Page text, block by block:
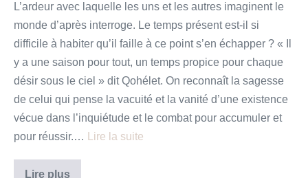
L’ardeur avec laquelle les uns et les autres imaginent le
monde d’après interroge. Le temps présent est-il si
difficile à habiter qu’il faille à ce point s’en échapper ? « Il
y a une saison pour tout, un temps propice pour chaque
désir sous le ciel » dit Qohélet. On reconnaît la sagesse
de celui qui pense la vacuité et la vanité d’une existence
vécue dans l’inquiétude et le combat pour accumuler et
pour réussir.…
Lire la suite
Lire plusVivre